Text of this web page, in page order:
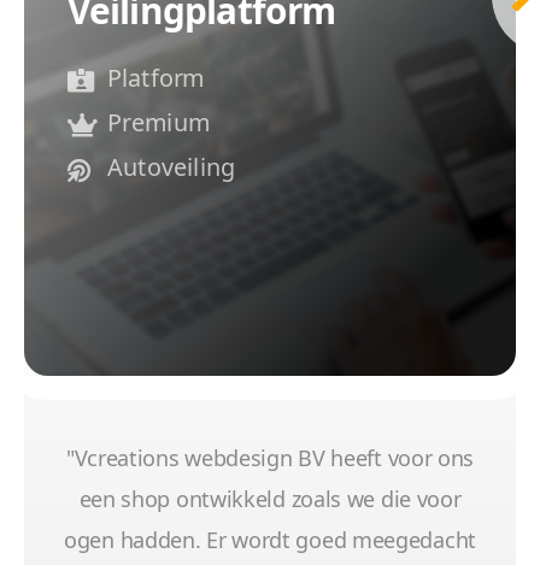
Veilingplatform
Platform
Premium
Autoveiling
"Vcreations webdesign BV heeft voor ons
een shop ontwikkeld zoals we die voor
ogen hadden. Er wordt goed meegedacht